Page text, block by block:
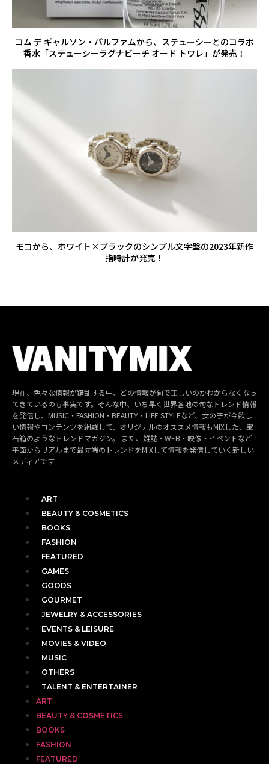
コム デ ギャルソン・パルファムから、ステューシーとのコラボ
香水「ステューシーラグナビーチ オード トワレ」が発売！
モコから、ホワイト×ブラックのシンプル文字盤の2023年新作
指時計が発売！
現在、色々な情報が錯乱する中、どの情報が旬で正しいのかわからなくなっ
てきているのも事実です。そんな中、いち早く世界各地の旬なトレンド情報
を発信し、MUSIC・FASHION・BEAUTY・LIFE STYLEなど、女の子が今欲し
い情報やコンテンツを網羅して、オリジナルのオススメ情報もMIXした、宝
石箱のようなトレンドマガジン。 また、雑誌・WEB・映像・イベントなど
平面からリアルまで最先端のトレンドをMIXして情報を発信していく新しい
メディアです
ART
BEAUTY & COSMETICS
BOOKS
FASHION
FEATURED
GAMES
GOODS
GOURMET
JEWELRY & ACCESSORIES
EVENTS & LEISURE
MOVIES & VIDEO
MUSIC
OTHERS
TALENT & ENTERTAINER
ART
BEAUTY & COSMETICS
BOOKS
FASHION
FEATURED